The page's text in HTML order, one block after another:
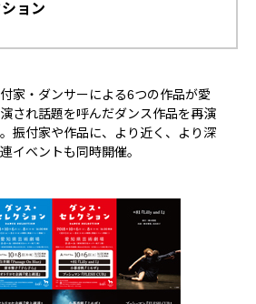
ョン
家・ダンサーによる6つの作品が愛
され話題を呼んだダンス作品を再演
振付家や作品に、より近く、より深
イベントも同時開催。